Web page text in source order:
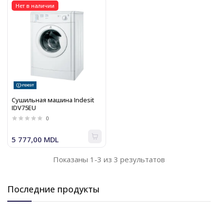
Последние продукты
Нет в наличии
Сушильная машина Indesit
IDV75EU
0
5 777,00 MDL
Показаны 1-3 из 3 результатов